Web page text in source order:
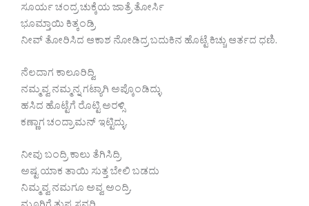
ಸೂರ್ಯ ಚಂದ್ರ ಚುಕ್ಕೆಯ ಜಾತ್ರೆ ತೋರ್ಸಿ
ಭೂಮ್ತಾಯಿ ಕಿತ್ಕಂಡ್ರಿ
ನೀವ್ ತೋರಿಸಿದ ಆಕಾಶ ನೋಡಿದ್ರ ಬದುಕಿನ ಹೊಟ್ಟೆ ಕಿಚ್ಚು ಆರ್ತದ ಧಣಿ.
ನೆಲದಾಗ ಕಾಲೂರಿದ್ವಿ
ನಮ್ಮವ್ವ ನಮ್ಮನ್ನ ಗಟ್ಯಾಗಿ ಅಪ್ಕೊಂಡಿದ್ಳು
ಹಸಿದ ಹೊಟ್ಟೆಗೆ ರೊಟ್ಟಿ ಅರಳ್ಸಿ
ಕಣ್ಣಾಗ ಚಂದ್ರಾಮನ್ ಇಟ್ಟಿದ್ಳು.
ನೀವು ಬಂದ್ರಿ ಕಾಲು ತೆಗಿಸಿದ್ರಿ
ಅಷ್ಟ ಯಾಕ ತಾಯಿ ಸುತ್ತ ಬೇಲಿ ಬಡದು
ನಿಮ್ಮವ್ವ ನಮಗೂ ಅವ್ವ ಅಂದ್ರಿ.